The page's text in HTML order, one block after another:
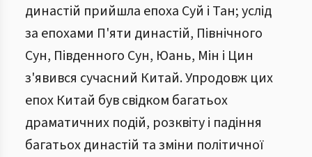
династій прийшла епоха Суй і Тан; услід
за епохами П'яти династій, Північного
Сун, Південного Сун, Юань, Мін і Цин
з'явився сучасний Китай. Упродовж цих
епох Китай був свідком багатьох
драматичних подій, розквіту і падіння
багатьох династій та зміни політичної